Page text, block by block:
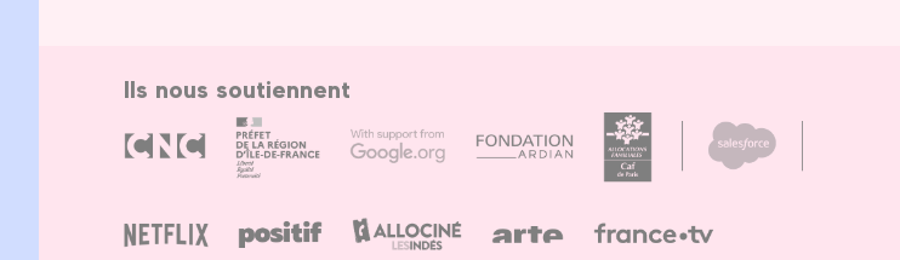
Ils nous soutiennent